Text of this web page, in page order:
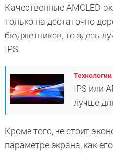
Качественные AMOLED-
только на достаточно
бюджетников, то здесь
IPS.
Технологии
IPS или
лучше
Кроме того, не стоит
параметре экрана, как